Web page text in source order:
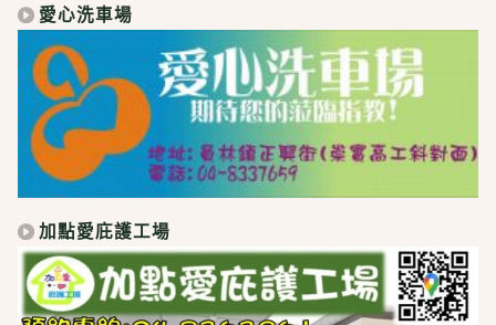
愛心洗車場
加點愛庇護工場